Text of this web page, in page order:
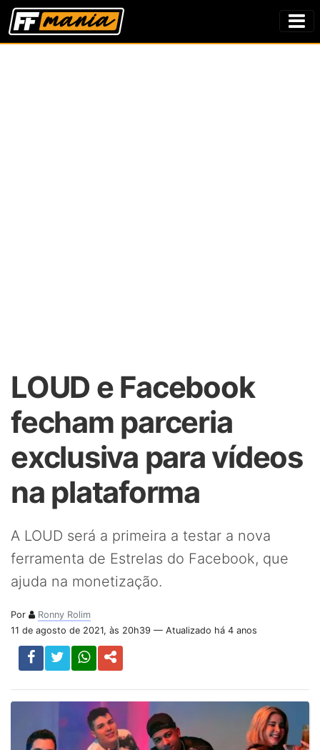
LOUD e Facebook
fecham parceria
exclusiva para vídeos
na plataforma
A LOUD será a primeira a testar a nova
ferramenta de Estrelas do Facebook, que
ajuda na monetização.
Por
Ronny Rolim
11 de agosto de 2021, às 20h39 — Atualizado há 4 anos